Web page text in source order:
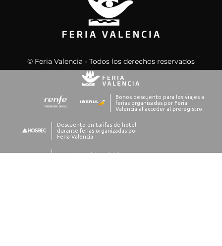
© Feria Valencia - Todos los derechos reservados